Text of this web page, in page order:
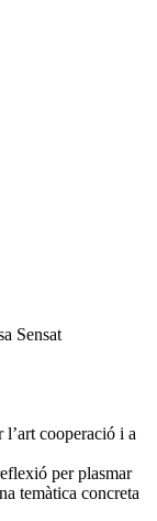
Sensat
cooperació i a
per plasmar
temàtica concreta